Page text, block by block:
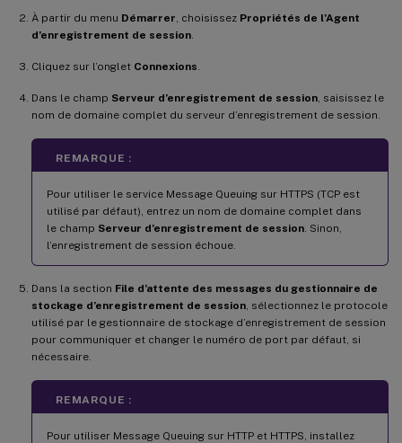
À partir du menu Démarrer , choisissez Propriétés de l’Agent
d’enregistrement de session
Cliquez sur l’onglet Connexions
Dans le champ Serveur d’enregistrement de session , saisissez le
nom de domaine complet du serveur d’enregistrement de session.
REMARQUE :
Pour utiliser le service Message Queuing sur HTTPS (TCP est
utilisé par défaut), entrez un nom de domaine complet dans
le champ Serveur d’enregistrement de session . Sinon,
l’enregistrement de session échoue.
Dans la section File d’attente des messages du gestionnaire de
stockage d’enregistrement de session , sélectionnez le protocole
utilisé par le gestionnaire de stockage d’enregistrement de session
pour communiquer et changer le numéro de port par défaut, si
nécessaire.
REMARQUE :
Pour utiliser Message Queuing sur HTTP et HTTPS, installez